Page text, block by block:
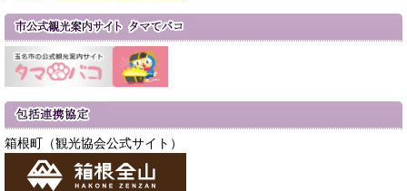
箱根町（観光協会公式サイト）